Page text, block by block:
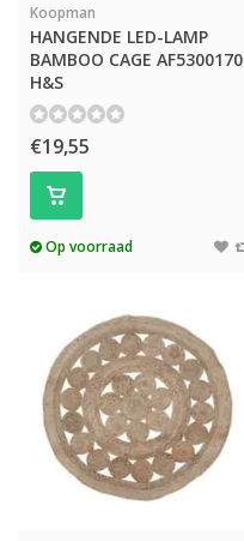
Koopman
HANGENDE LED-LAMP
BAMBOO CAGE AF5300170
H&S
€19,55
Op voorraad